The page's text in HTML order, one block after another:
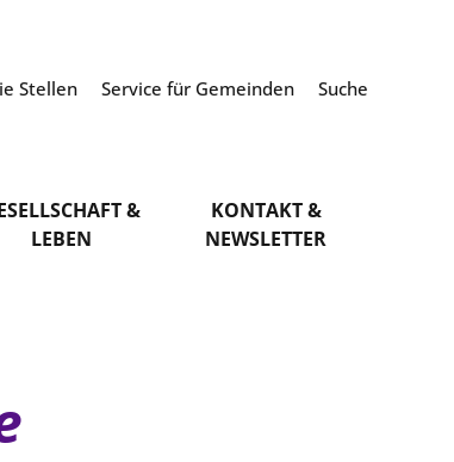
Stellen Service für Gemeinden Suche
&
LEBEN
KONTAKT &
NEWSLETTER